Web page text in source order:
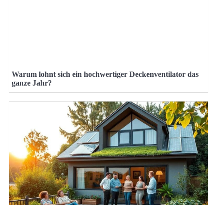
Warum lohnt sich ein hochwertiger Deckenventilator das
ganze Jahr?